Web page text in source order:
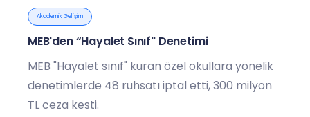
Akademik Gelişim
MEB'den “Hayalet Sınıf" Denetimi
MEB "Hayalet sınıf" kuran özel okullara yönelik
denetimlerde 48 ruhsatı iptal etti, 300 milyon
TL ceza kesti.